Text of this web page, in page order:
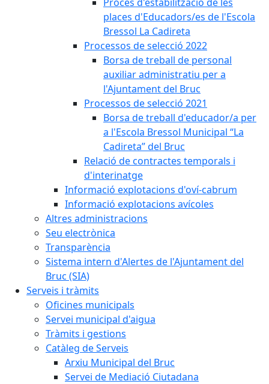
places d'Educadors/es de l'Escola
Bressol La Cadireta
Processos de selecció 2022
Borsa de treball de personal
auxiliar administratiu per a
l'Ajuntament del Bruc
Processos de selecció 2021
Borsa de treball d'educador/a per
a l'Escola Bressol Municipal “La
Cadireta” del Bruc
Relació de contractes temporals i
d'interinatge
Informació explotacions d'oví-cabrum
Informació explotacions avícoles
Altres administracions
Seu electrònica
Transparència
Sistema intern d'Alertes de l'Ajuntament del
Bruc (SIA)
Serveis i tràmits
Oficines municipals
Servei municipal d'aigua
Tràmits i gestions
Catàleg de Serveis
Arxiu Municipal del Bruc
Servei de Mediació Ciutadana